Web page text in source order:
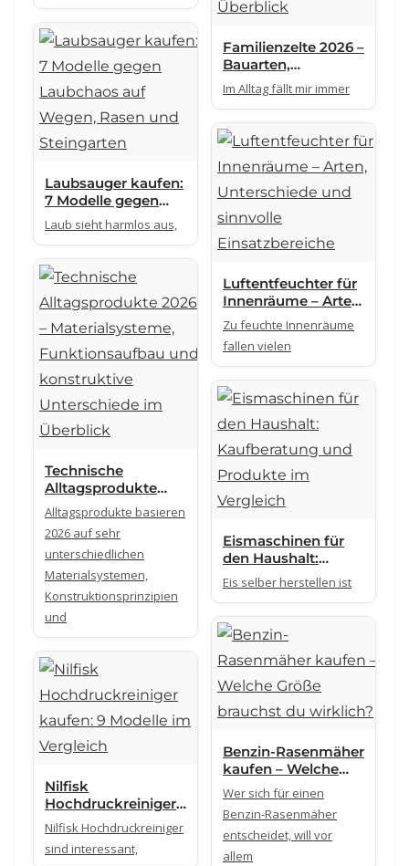
Familienzelte 2026 –
Bauarten,
Materialaufbau und
konstruktive
Überblick
Im Alltag fällt mir immer
Laubsauger kaufen:
7 Modelle gegen
Laubchaos auf
Wegen, Rasen und
Laub sieht harmlos aus,
Luftentfeuchter für
Innenräume – Arten,
Unterschiede und
sinnvolle
Einsatzbereiche
Zu feuchte Innenräume
fallen vielen
Technische
Alltagsprodukte
2026 –
Materialsysteme,
Funktionsaufbau
und konstruktive
Unterschiede im
Überblick
Alltagsprodukte basieren
2026 auf sehr
unterschiedlichen
Materialsystemen,
Konstruktionsprinzipien
und
Eismaschinen für
den Haushalt:
Kaufberatung und
Produkte im
Eis selber herstellen ist
Benzin-Rasenmäher
kaufen – Welche
Größe brauchst du
wirklich?
Wer sich für einen
Benzin-Rasenmäher
entscheidet, will vor
allem
Nilfisk
Hochdruckreiniger
kaufen: 9 Modelle
im Vergleich
Nilfisk Hochdruckreiniger
sind interessant,